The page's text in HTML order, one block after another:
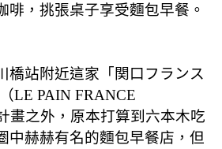
啡，挑張桌子享受麵包早餐。
橋站附近這家「関口フランス
LE PAIN FRANCE
畫之外，原本打算到六本木吃
中赫赫有名的麵包早餐店，但